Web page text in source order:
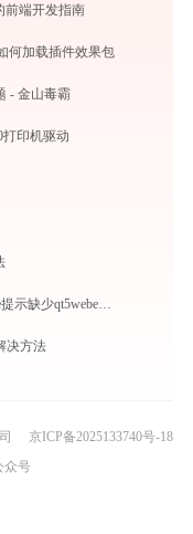
前端开发指南
何加载插件效果包
- 金山毒霸
印机驱动
power up p level Power Up P+ Level 1.exe提示缺少qt5webenginewidgets.dll文件的解决办法
决方法
京ICP备2025133740号-18
众号